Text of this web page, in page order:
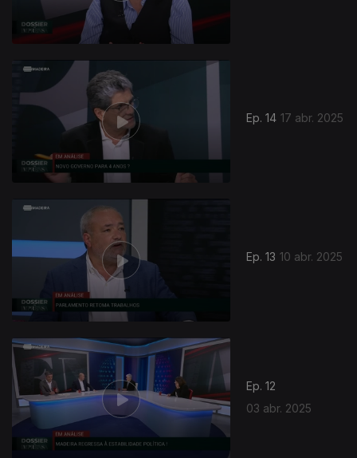
Ep. 14 17 abr. 2025
Ep. 13 10 abr. 2025
Ep. 12
03 abr. 2025